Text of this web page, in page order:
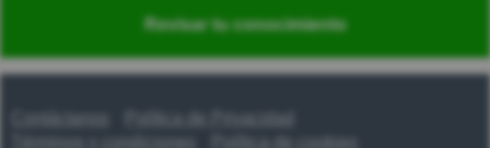
Revisar tu conocimiento
Українська हिन्दी 한국어 汉语
Contáctanos
Política de Privacidad
Términos y condiciones